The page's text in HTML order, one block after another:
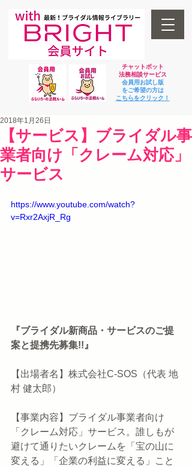
チャットボット
法務相談サービス
会員用お試し版
をご希望の方は
​こちらをクリック！
【サービス】ブライダル事
業者向け「クレーム対応」
サービス
2018年1月26日
https://www.youtube.com/watch?
v=Rxr2AxjR_Rg
『ブライダル新商品・サービスのご提
案と提携先募集!!』
【出場者名】株式会社C-SOS（代表 地
村 健太郎）
【事業内容】ブライダル事業者向け
「クレーム対応」サービス。誰しもが
避けて通りたいクレームを「宝の山に
変える」「企業の利益に変える」こと